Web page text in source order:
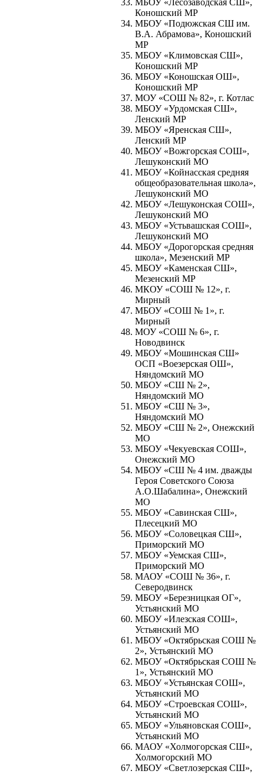
Коношский МР
МБОУ «Подюжская СШ им.
В.А. Абрамова», Коношский
МР
МБОУ «Климовская СШ»,
Коношский МР
МБОУ «Коношская ОШ»,
Коношский МР
МОУ «СОШ № 82», г. Котлас
МБОУ «Урдомская СШ»,
Ленский МР
МБОУ «Яренская СШ»,
Ленский МР
МБОУ «Вожгорская СОШ»,
Лешуконский МО
МБОУ «Койнасская средняя
общеобразовательная школа»,
Лешуконский МО
МБОУ «Лешуконская СОШ»,
Лешуконский МО
МБОУ «Устьвашская СОШ»,
Лешуконский МО
МБОУ «Дорогорская средняя
школа», Мезенский МР
МБОУ «Каменская СШ»,
Мезенский МР
МКОУ «СОШ № 12», г.
Мирный
МБОУ «СОШ № 1», г.
Мирный
МОУ «СОШ № 6», г.
Новодвинск
МБОУ «Мошинская СШ»
ОСП «Воезерская ОШ»,
Няндомский МО
МБОУ «СШ № 2»,
Няндомский МО
МБОУ «СШ № 3»,
Няндомский МО
МБОУ «СШ № 2», Онежский
МО
МБОУ «Чекуевская СОШ»,
Онежский МО
МБОУ «СШ № 4 им. дважды
Героя Советского Союза
А.О.Шабалина», Онежский
МО
МБОУ «Савинская СШ»,
Плесецкий МО
МБОУ «Соловецкая СШ»,
Приморский МО
МБОУ «Уемская СШ»,
Приморский МО
МАОУ «СОШ № 36», г.
Северодвинск
МБОУ «Березницкая ОГ»,
Устьянский МО
МБОУ «Илезская СОШ»,
Устьянский МО
МБОУ «Октябрьская СОШ №
2», Устьянский МО
МБОУ «Октябрьская СОШ №
1», Устьянский МО
МБОУ «Устьянская СОШ»,
Устьянский МО
МБОУ «Строевская СОШ»,
Устьянский МО
МБОУ «Ульяновская СОШ»,
Устьянский МО
МАОУ «Холмогорская СШ»,
Холмогорский МО
МБОУ «Светлозерская СШ»,